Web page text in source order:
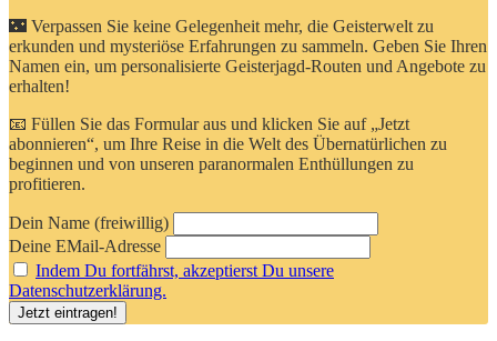
🌃 Verpassen Sie keine Gelegenheit mehr, die Geisterwelt zu
erkunden und mysteriöse Erfahrungen zu sammeln. Geben Sie Ihren
Namen ein, um personalisierte Geisterjagd-Routen und Angebote zu
erhalten!
📧 Füllen Sie das Formular aus und klicken Sie auf „Jetzt
abonnieren“, um Ihre Reise in die Welt des Übernatürlichen zu
beginnen und von unseren paranormalen Enthüllungen zu
profitieren.
Dein Name (freiwillig)
Deine EMail-Adresse
Indem Du fortfährst, akzeptierst Du unsere
Datenschutzerklärung.